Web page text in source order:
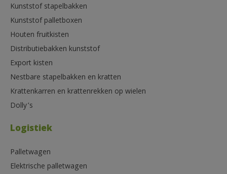
Kunststof stapelbakken
Kunststof palletboxen
Houten fruitkisten
Distributiebakken kunststof
Export kisten
Nestbare stapelbakken en kratten
Krattenkarren en krattenrekken op wielen
Dolly’s
Logistiek
Palletwagen
Elektrische palletwagen